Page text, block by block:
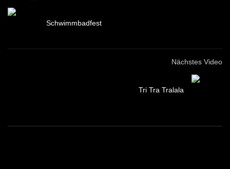
Schwimmbadfest
Nächstes Video
Tri Tra Tralala